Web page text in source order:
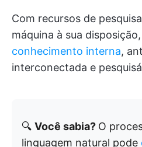
Com recursos de
máquina à sua
conhecimento interna,
interconectada e
🔍 Você sabia? O
linguagem natural pode